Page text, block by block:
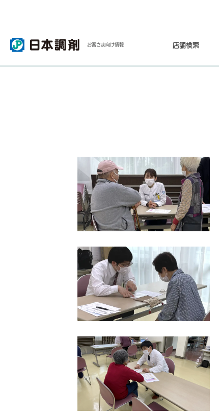
お客さま向け情報 店舗検索